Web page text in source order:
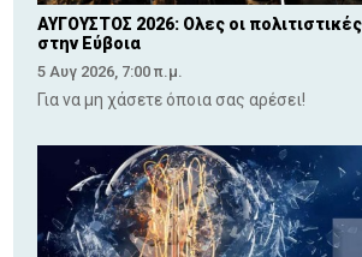
ΑΥΓΟΥΣΤΟΣ 2026: Ολες οι
στην Εύβοια
5 Αυγ 2026, 7:00 π.μ.
Για να μη χάσετε όποια σας αρέσει!